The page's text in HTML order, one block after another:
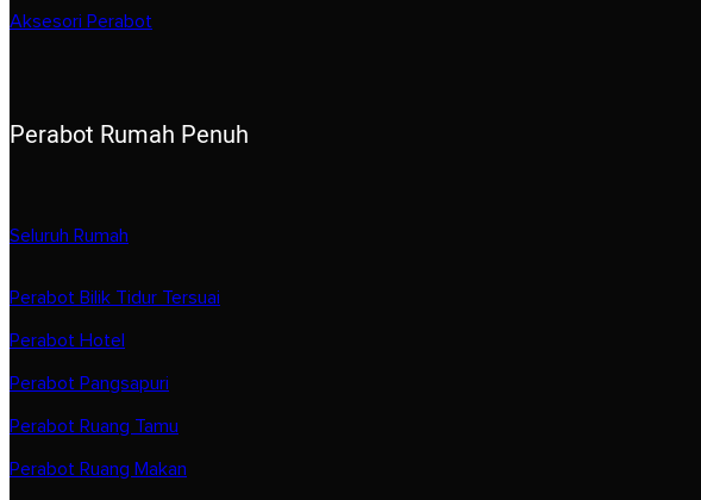
Aksesori Perabot
Perabot Rumah Penuh
Seluruh Rumah
Perabot Bilik Tidur Tersuai
Perabot Hotel
Perabot Pangsapuri
Perabot Ruang Tamu
Perabot Ruang Makan